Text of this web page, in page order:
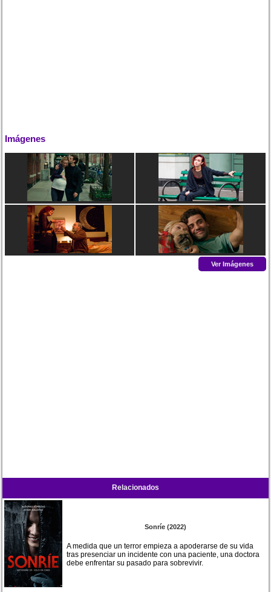
Imágenes
Ver Imágenes
Relacionados
Sonríe (2022)
A medida que un terror empieza a apoderarse de su vida
tras presenciar un incidente con una paciente, una doctora
debe enfrentar su pasado para sobrevivir.